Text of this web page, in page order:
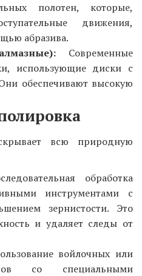
полотен, которые,
движения,
абразива.
Современные
использующие диски с
обеспечивают высокую
всю природную
обработка
инструментами с
зернистости. Это
и удаляет следы от
войлочных или
со специальными